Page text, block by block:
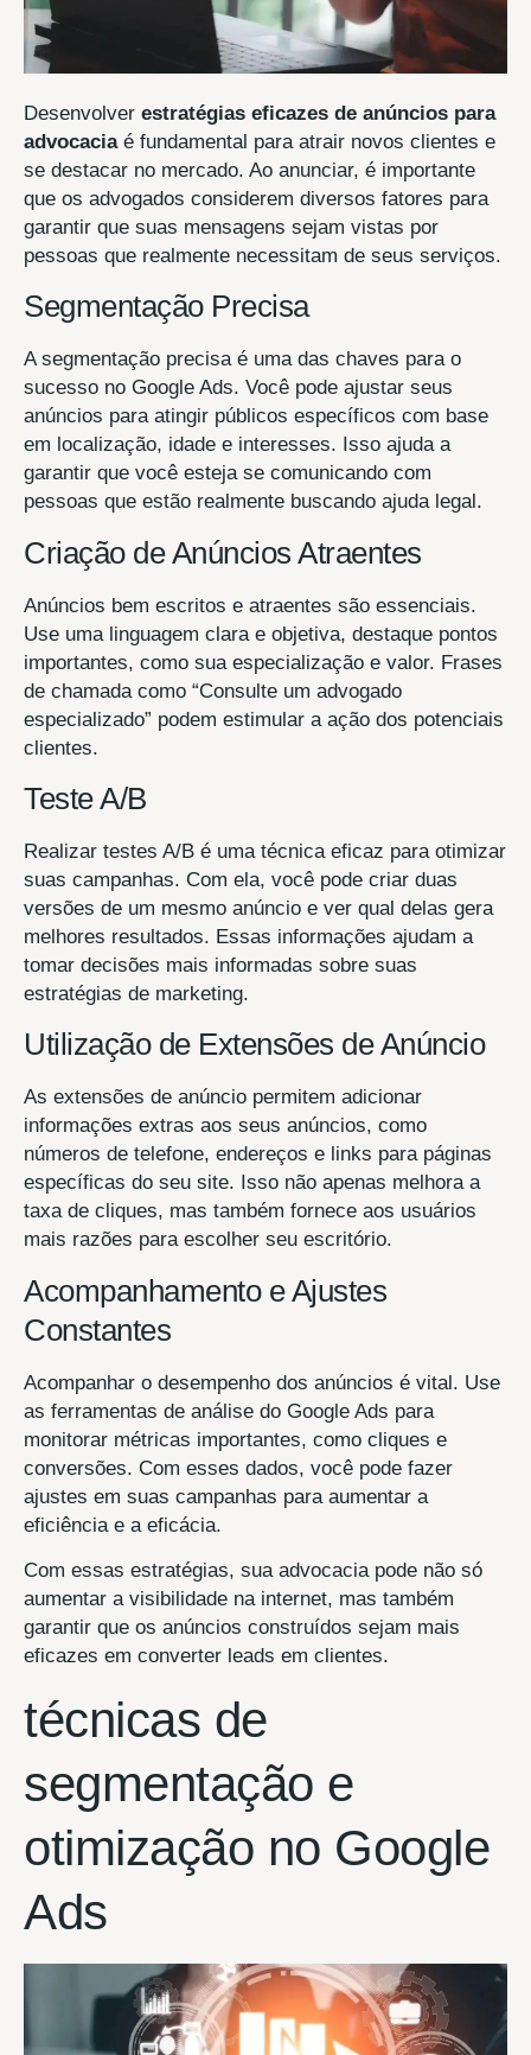
Desenvolver estratégias eficazes de anúncios para
advocaciaé fundamental para atrair novos clientes e
se destacar no mercado. Ao anunciar, é importante
que os advogados considerem diversos fatores para
garantir que suas mensagens sejam vistas por
pessoas que realmente necessitam de seus serviços.
Segmentação Precisa
A segmentação precisa é uma das chaves para o
sucesso no Google Ads. Você pode ajustar seus
anúncios para atingir públicos específicos com base
em localização, idade e interesses. Isso ajuda a
garantir que você esteja se comunicando com
pessoas que estão realmente buscando ajuda legal.
Criação de Anúncios Atraentes
Anúncios bem escritos e atraentes são essenciais.
Use uma linguagem clara e objetiva, destaque pontos
importantes, como sua especialização e valor. Frases
de chamada como “Consulte um advogado
especializado” podem estimular a ação dos potenciais
clientes.
Teste A/B
Realizar testes A/B é uma técnica eficaz para otimizar
suas campanhas. Com ela, você pode criar duas
versões de um mesmo anúncio e ver qual delas gera
melhores resultados. Essas informações ajudam a
tomar decisões mais informadas sobre suas
estratégias de marketing.
Utilização de Extensões de Anúncio
As extensões de anúncio permitem adicionar
informações extras aos seus anúncios, como
números de telefone, endereços e links para páginas
específicas do seu site. Isso não apenas melhora a
taxa de cliques, mas também fornece aos usuários
mais razões para escolher seu escritório.
Acompanhamento e Ajustes
Constantes
Acompanhar o desempenho dos anúncios é vital. Use
as ferramentas de análise do Google Ads para
monitorar métricas importantes, como cliques e
conversões. Com esses dados, você pode fazer
ajustes em suas campanhas para aumentar a
eficiência e a eficácia.
Com essas estratégias, sua advocacia pode não só
aumentar a visibilidade na internet, mas também
garantir que os anúncios construídos sejam mais
eficazes em converter leads em clientes.
técnicas de
segmentação e
otimização no Google
Ads